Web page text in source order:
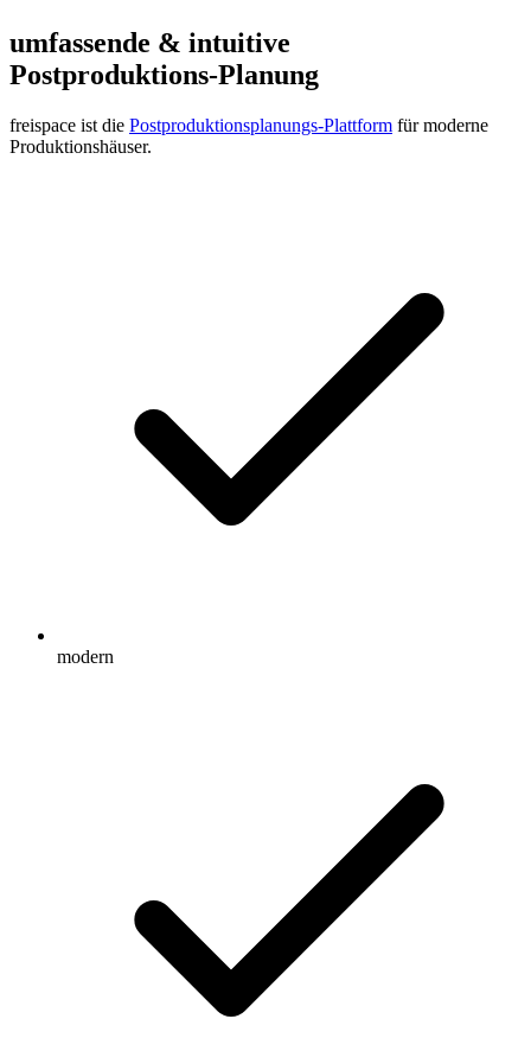
umfassende & intuitive
Postproduktions-Planung
freispace ist die Postproduktionsplanungs-Plattform für moderne
Produktionshäuser.
modern